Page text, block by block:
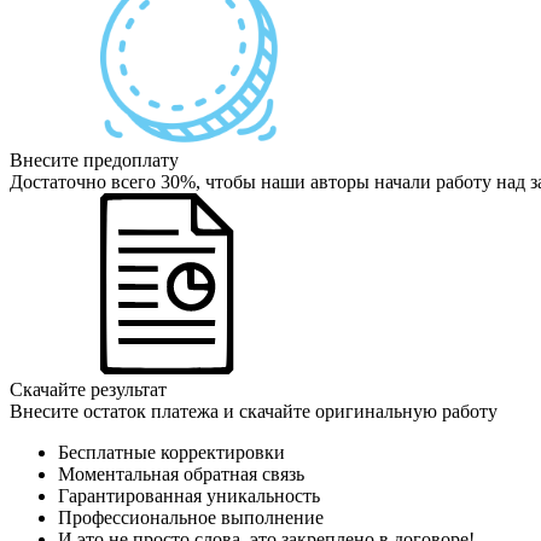
Внесите предоплату
Достаточно всего 30%, чтобы наши авторы начали работу над
Скачайте результат
Внесите остаток платежа и скачайте оригинальную работу
Бесплатные корректировки
Моментальная обратная связь
Гарантированная уникальность
Профессиональное выполнение